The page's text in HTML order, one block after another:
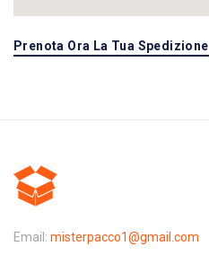
Prenota Ora La Tua Spedizione
Email: misterpacco1@gmail.com